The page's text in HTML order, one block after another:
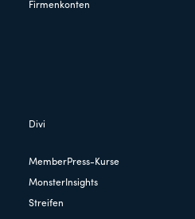
Firmenkonten
Divi
MemberPress-Kurse
MonsterInsights
Streifen